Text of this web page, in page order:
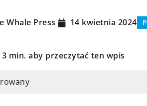
Whale Press 14 kwietnia 2024
min. aby przeczytać ten wpis
licytacji
15 czerwca 2025